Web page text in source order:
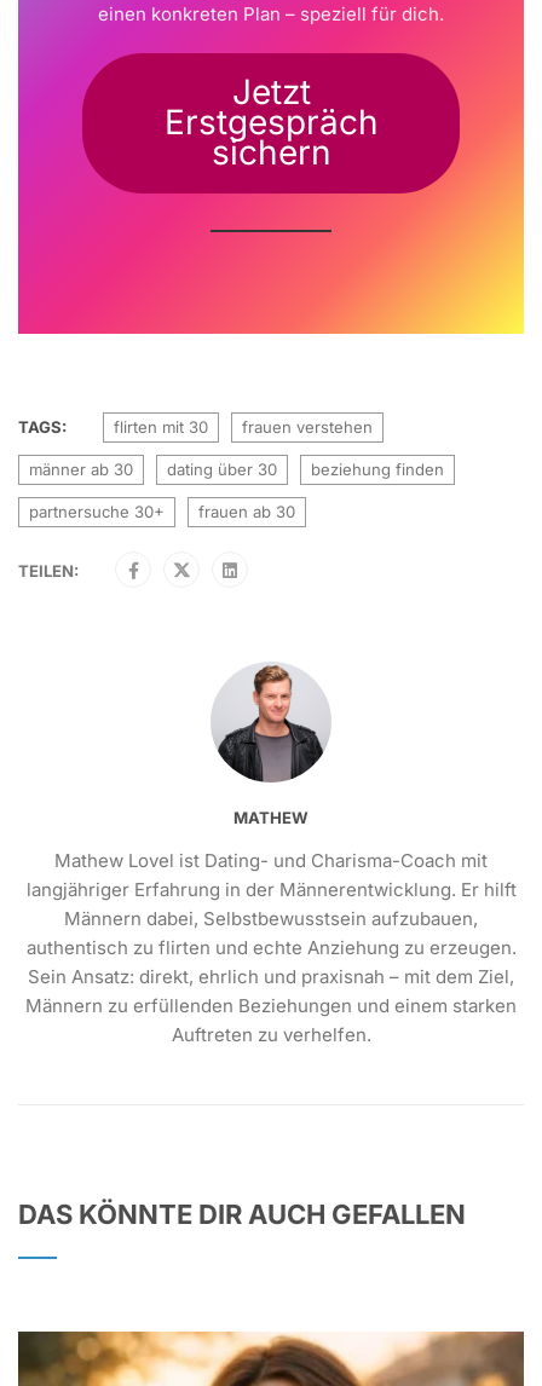
einen konkreten Plan – speziell für dich.
Jetzt
Erstgespräch
sichern
TAGS: flirten mit 30 frauen verstehen
männer ab 30 dating über 30 beziehung finden
partnersuche 30+ frauen ab 30
TEILEN:
MATHEW
Mathew Lovel ist Dating- und Charisma-Coach mit
langjähriger Erfahrung in der Männerentwicklung. Er hilft
Männern dabei, Selbstbewusstsein aufzubauen,
authentisch zu flirten und echte Anziehung zu erzeugen.
Sein Ansatz: direkt, ehrlich und praxisnah – mit dem Ziel,
Männern zu erfüllenden Beziehungen und einem starken
Auftreten zu verhelfen.
DAS KÖNNTE DIR AUCH GEFALLEN